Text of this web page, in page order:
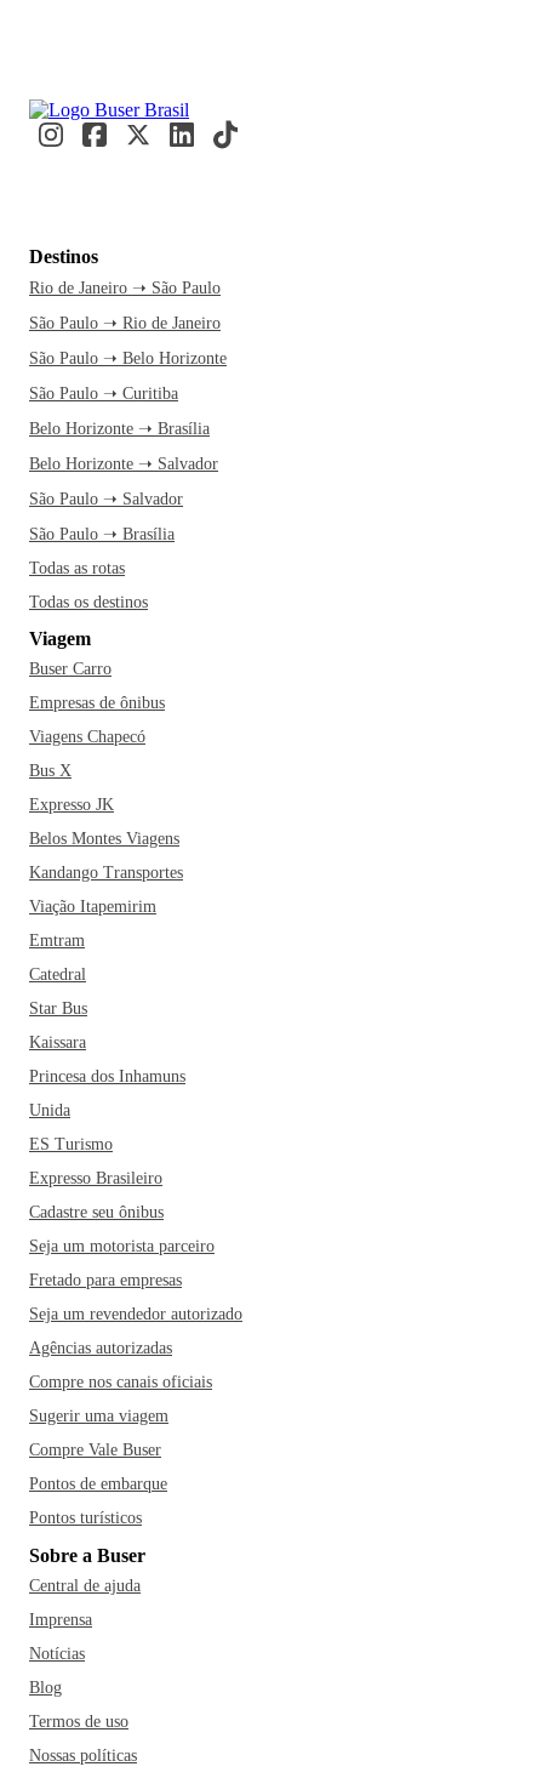
Destinos
Rio de Janeiro ➝ São Paulo
São Paulo ➝ Rio de Janeiro
São Paulo ➝ Belo Horizonte
São Paulo ➝ Curitiba
Belo Horizonte ➝ Brasília
Belo Horizonte ➝ Salvador
São Paulo ➝ Salvador
São Paulo ➝ Brasília
Todas as rotas
Todas os destinos
Viagem
Buser Carro
Empresas de ônibus
Viagens Chapecó
Bus X
Expresso JK
Belos Montes Viagens
Kandango Transportes
Viação Itapemirim
Emtram
Catedral
Star Bus
Kaissara
Princesa dos Inhamuns
Unida
ES Turismo
Expresso Brasileiro
Cadastre seu ônibus
Seja um motorista parceiro
Fretado para empresas
Seja um revendedor autorizado
Agências autorizadas
Compre nos canais oficiais
Sugerir uma viagem
Compre Vale Buser
Pontos de embarque
Pontos turísticos
Sobre a Buser
Central de ajuda
Imprensa
Notícias
Blog
Termos de uso
Nossas políticas